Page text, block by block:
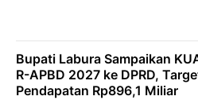
Bupati Labura Sampaikan
R-APBD 2027 ke DPRD,
Pendapatan Rp896,1 Miliar